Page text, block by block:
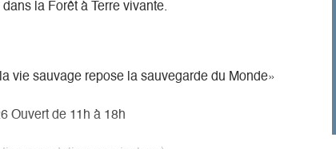
la Forêt à Terre vivante.
vie sauvage repose la sauvegarde du Monde»
Ouvert de 11h à 18h